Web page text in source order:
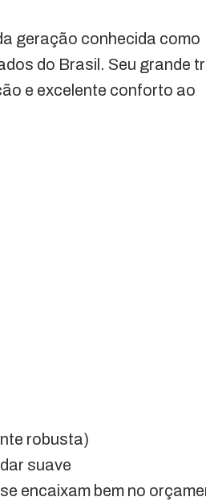
geração conhecida como
do Brasil. Seu grande
e excelente conforto ao
robusta)
suave
encaixam bem no